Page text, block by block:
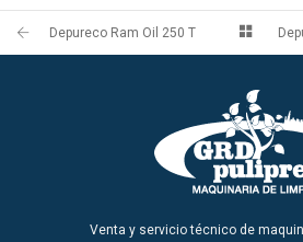
Depureco Ram Oil 250 T
Venta y servicio técnico de